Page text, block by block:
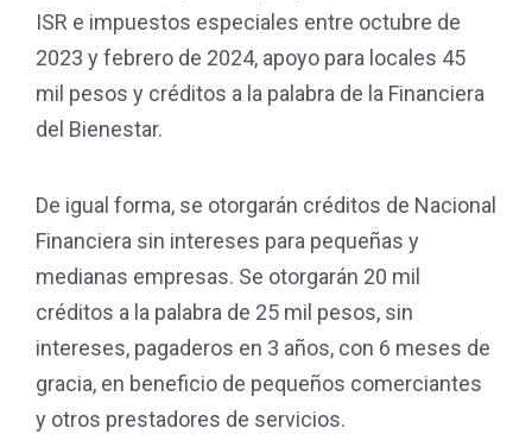
ISR e impuestos especiales entre octubre de
2023 y febrero de 2024, apoyo para locales 45
mil pesos y créditos a la palabra de la Financiera
del Bienestar.
De igual forma, se otorgarán créditos de Nacional
Financiera sin intereses para pequeñas y
medianas empresas. Se otorgarán 20 mil
créditos a la palabra de 25 mil pesos, sin
intereses, pagaderos en 3 años, con 6 meses de
gracia, en beneficio de pequeños comerciantes
y otros prestadores de servicios.